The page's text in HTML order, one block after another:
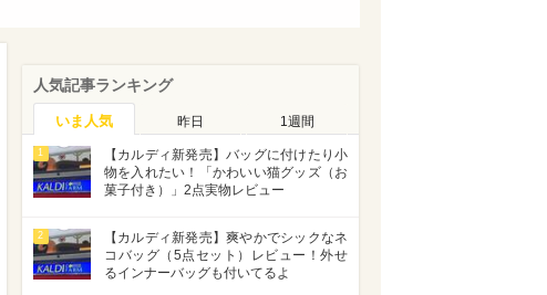
人気記事ランキング
いま人気 昨日 1週間
1
【カルディ新発売】バッグに付けたり小
物を入れたい！「かわいい猫グッズ（お
菓子付き）」2点実物レビュー
2
【カルディ新発売】爽やかでシックなネ
コバッグ（5点セット）レビュー！外せ
るインナーバッグも付いてるよ